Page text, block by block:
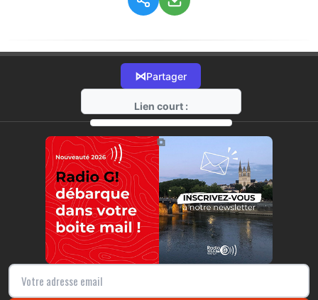
⋈Partager
Lien court :
https://radio-g.fr?12926
⧉